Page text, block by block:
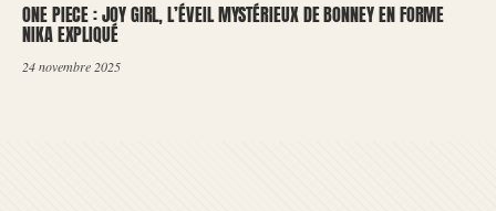
ONE PIECE : JOY GIRL, L’ÉVEIL MYSTÉRIEUX DE BONNEY EN FORME
NIKA EXPLIQUÉ
24 novembre 2025